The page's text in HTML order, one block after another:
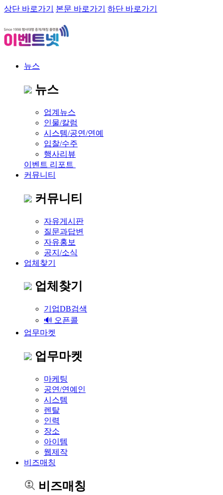
상단 바로가기 본문 바로가기 하단 바로가기
뉴스
뉴스
업계뉴스
인물/칼럼
시스템/공연/연예
입찰/수주
행사리뷰
이벤트 리포트
커뮤니티
커뮤니티
자유게시판
질문과답변
자유홍보
공지/소식
업체찾기
업체찾기
기업DB검색
🔊 오픈콜
업무마켓
업무마켓
마케팅
공연/연예인
시스템
렌탈
인력
장소
아이템
웹제작
비즈매칭
비즈매칭